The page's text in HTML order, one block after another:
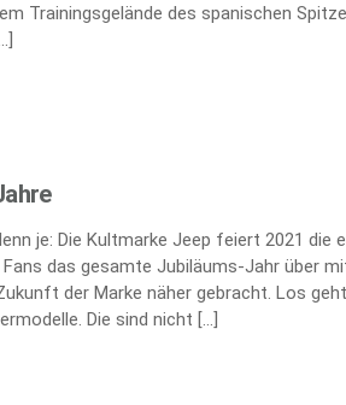
Trainingsgelände des spanischen
je: Die Kultmarke Jeep feiert 2021 die
Fans das gesamte Jubiläums-Jahr über
der Marke näher gebracht. Los
Die sind nicht […]